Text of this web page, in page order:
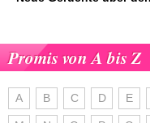
Promis von A bis Z
A B C D E